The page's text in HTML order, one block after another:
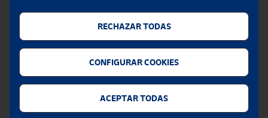
Política de cookies
Privacidad web
RECHAZAR TODAS
CONFIGURAR COOKIES
ACEPTAR TODAS